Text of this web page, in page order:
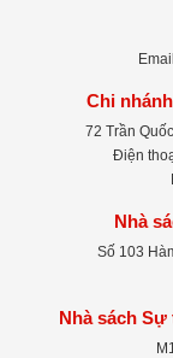
Chi
72 Trần
Điện
Nhà
Số 103
Nhà sách